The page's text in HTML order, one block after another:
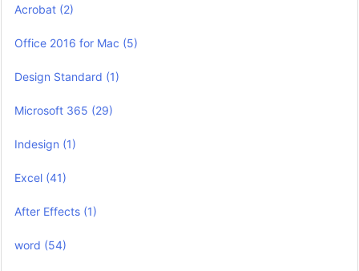
Acrobat (2)
Office 2016 for Mac (5)
Design Standard (1)
Microsoft 365 (29)
Indesign (1)
Excel (41)
After Effects (1)
word (54)